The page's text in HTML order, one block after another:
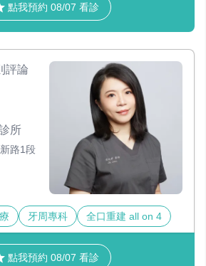
點我預約 08/07 看診
評論
所
路1段
牙周專科 全口重建 all on 4
點我預約 08/07 看診